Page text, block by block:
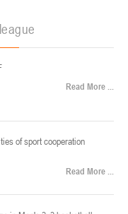
Минск
2, 22-24 апреля 2026 г., г.
апреля 2026 г., г. Гомель,
Минск
Read More ...
of sport cooperation
Read More ...